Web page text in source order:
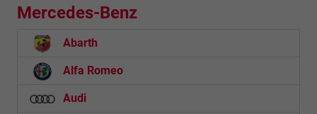
Mercedes-Benz
Abarth
Alfa Romeo
Audi